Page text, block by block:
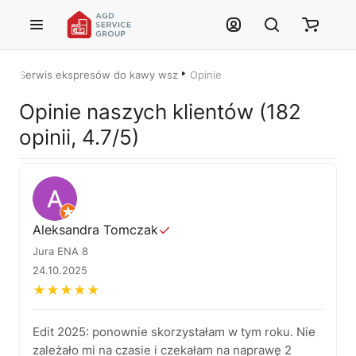
Przejdź do treści głównej
Serwis ekspresów do kawy wszystkich marek – Łódź i cała Polska
Opinie
Opinie naszych klientów (182
opinii, 4.7/5)
Aleksandra Tomczak✓
Jura ENA 8
24.10.2025
★ ★ ★ ★ ★
Edit 2025: ponownie skorzystałam w tym roku. Nie
zależało mi na czasie i czekałam na naprawę 2
Justyna — konsultant AI
AGD Group • eksperci od ekspresów
Pomogę Ci z ekspresem do kawy — sprawdzenie, naprawa, części
zamienne lub złożenie zamówienia.